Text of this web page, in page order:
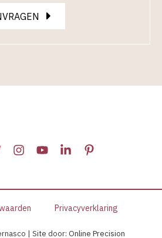
Privacyverklaring
| Site door: Online Precision